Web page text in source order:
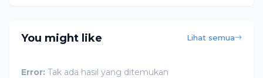
You might like Lihat semua
Error: Tak ada hasil yang ditemukan